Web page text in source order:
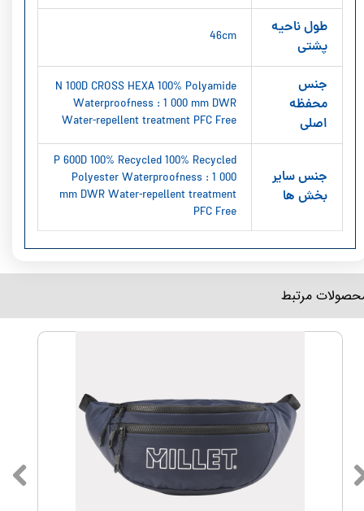
طول ناحیه
پشتی
46cm
جنس
محفظه
اصلی
N 100D CROSS HEXA 100% Polyamide
Waterproofness : 1 000 mm DWR
Water-repellent treatment PFC Free
جنس سایر
بخش ها
P 600D 100% Recycled 100% Recycled
Polyester Waterproofness : 1 000
mm DWR Water-repellent treatment
PFC Free
مرتبط